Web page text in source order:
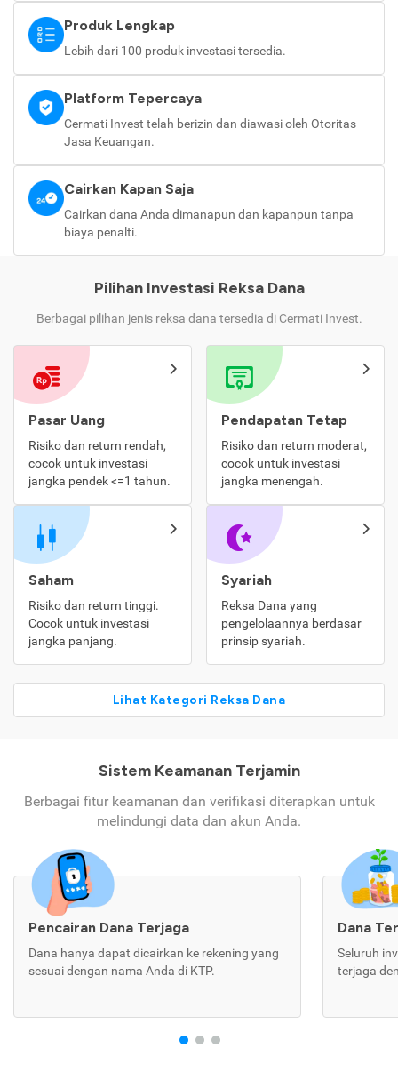
Produk Lengkap
Lebih dari 100 produk investasi tersedia.
Platform Tepercaya
Cermati Invest telah berizin dan diawasi oleh Otoritas
Jasa Keuangan.
Cairkan Kapan Saja
Cairkan dana Anda dimanapun dan kapanpun tanpa
biaya penalti.
Pilihan Investasi Reksa Dana
Berbagai pilihan jenis reksa dana tersedia di Cermati Invest.
Pasar Uang
Risiko dan return rendah,
cocok untuk investasi
jangka pendek <=1 tahun.
Pendapatan Tetap
Risiko dan return moderat,
cocok untuk investasi
jangka menengah.
Saham
Risiko dan return tinggi.
Cocok untuk investasi
jangka panjang.
Syariah
Reksa Dana yang
pengelolaannya berdasar
prinsip syariah.
Lihat Kategori Reksa Dana
Sistem Keamanan Terjamin
Berbagai fitur keamanan dan verifikasi diterapkan untuk
melindungi data dan akun Anda.
Pencairan Dana Terjaga
Dana hanya dapat dicairkan ke rekening yang
sesuai dengan nama Anda di KTP.
Dana
Seluruh
terjaga